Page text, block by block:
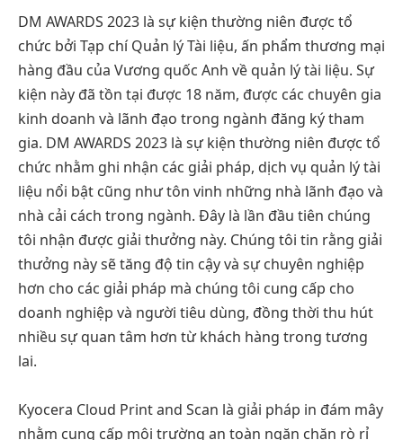
DM AWARDS 2023 là sự kiện thường niên được tổ
chức bởi Tạp chí Quản lý Tài liệu, ấn phẩm thương mại
hàng đầu của Vương quốc Anh về quản lý tài liệu. Sự
kiện này đã tồn tại được 18 năm, được các chuyên gia
kinh doanh và lãnh đạo trong ngành đăng ký tham
gia. DM AWARDS 2023 là sự kiện thường niên được tổ
chức nhằm ghi nhận các giải pháp, dịch vụ quản lý tài
liệu nổi bật cũng như tôn vinh những nhà lãnh đạo và
nhà cải cách trong ngành. Đây là lần đầu tiên chúng
tôi nhận được giải thưởng này. Chúng tôi tin rằng giải
thưởng này sẽ tăng độ tin cậy và sự chuyên nghiệp
hơn cho các giải pháp mà chúng tôi cung cấp cho
doanh nghiệp và người tiêu dùng, đồng thời thu hút
nhiều sự quan tâm hơn từ khách hàng trong tương
lai.
Kyocera Cloud Print and Scan là giải pháp in đám mây
nhằm cung cấp môi trường an toàn ngăn chặn rò rỉ